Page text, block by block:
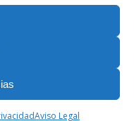
Aviso Legal